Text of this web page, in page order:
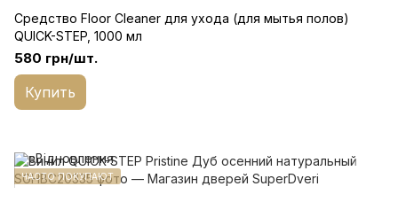
Средство Floor Cleaner для ухода (для мытья полов)
QUICK-STEP, 1000 мл
580 грн/шт.
Купить
ЧАСТО ПОКУПАЮТ